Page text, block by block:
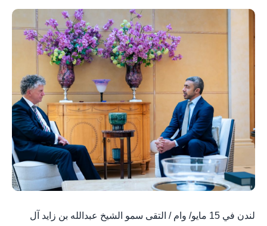
لندن في 15 مايو/ وام / التقى سمو الشيخ عبدالله بن زايد آل